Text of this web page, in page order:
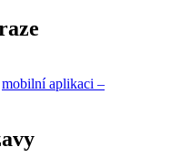
mobilní aplikaci –